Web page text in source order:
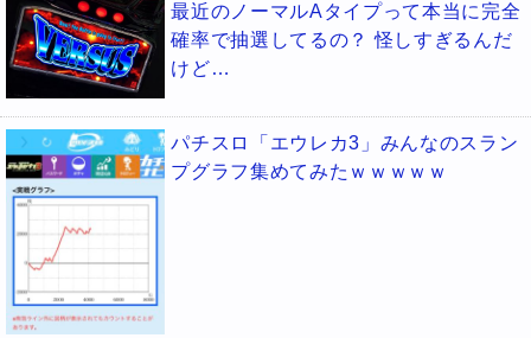
最近のノーマルAタイプって本当に完全
確率で抽選してるの？ 怪しすぎるんだ
けど…
パチスロ「エウレカ3」みんなのスラン
プグラフ集めてみたｗｗｗｗｗ